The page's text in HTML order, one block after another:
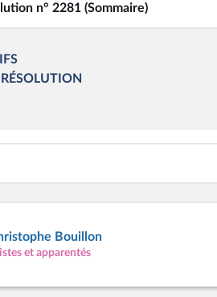
n° 2281 (Sommaire)
RÉSOLUTION
Bouillon
et apparentés